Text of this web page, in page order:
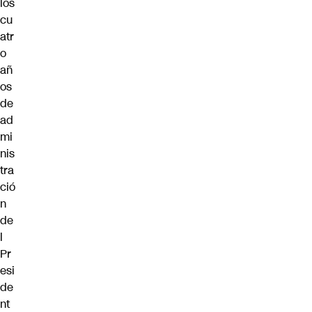
cu
atr
o
añ
os
de
ad
mi
nis
tra
ció
n
de
l
Pr
esi
de
nt